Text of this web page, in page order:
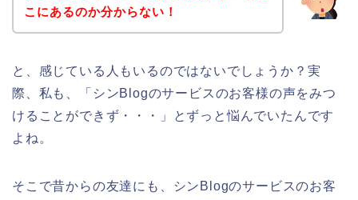
こにあるのか分からない！
と、感じている人もいるのではないでしょうか？実
際、私も、「シンBlogのサービスのお客様の声をみつ
けることができず・・・」とずっと悩んでいたんです
よね。
そこで昔からの友達にも、シンBlogのサービスのお客